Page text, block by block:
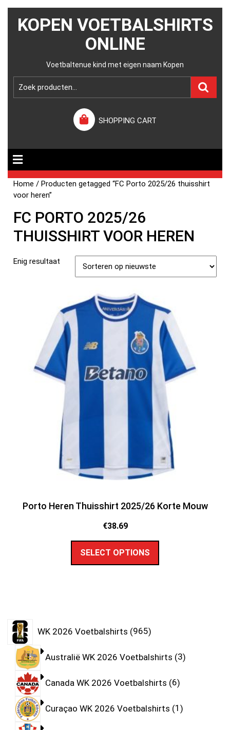
KOPEN VOETBALSHIRTS
ONLINE
Voetbaltenue kind met eigen naam Kopen
SHOPPING CART
Home / Producten getagged “FC Porto 2025/26 thuisshirt
voor heren”
FC PORTO 2025/26
THUISSHIRT VOOR HEREN
Enig resultaat
Porto Heren Thuisshirt 2025/26 Korte Mouw
€38.69
SELECT OPTIONS
WK 2026 Voetbalshirts 965
Australië WK 2026 Voetbalshirts 3
Canada WK 2026 Voetbalshirts 6
Curaçao WK 2026 Voetbalshirts 1